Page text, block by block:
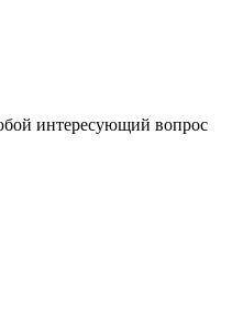
интересующий вопрос